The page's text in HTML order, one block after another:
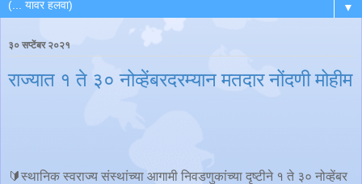
▼
३० सप्टेंबर २०२१
राज्यात १ ते ३० नोव्हेंबरदरम्यान मतदार नोंदणी मोहीम
🔰स्थानिक स्वराज्य संस्थांच्या आगामी निवडणुकांच्या दृष्टीने १ ते ३० नोव्हेंबर